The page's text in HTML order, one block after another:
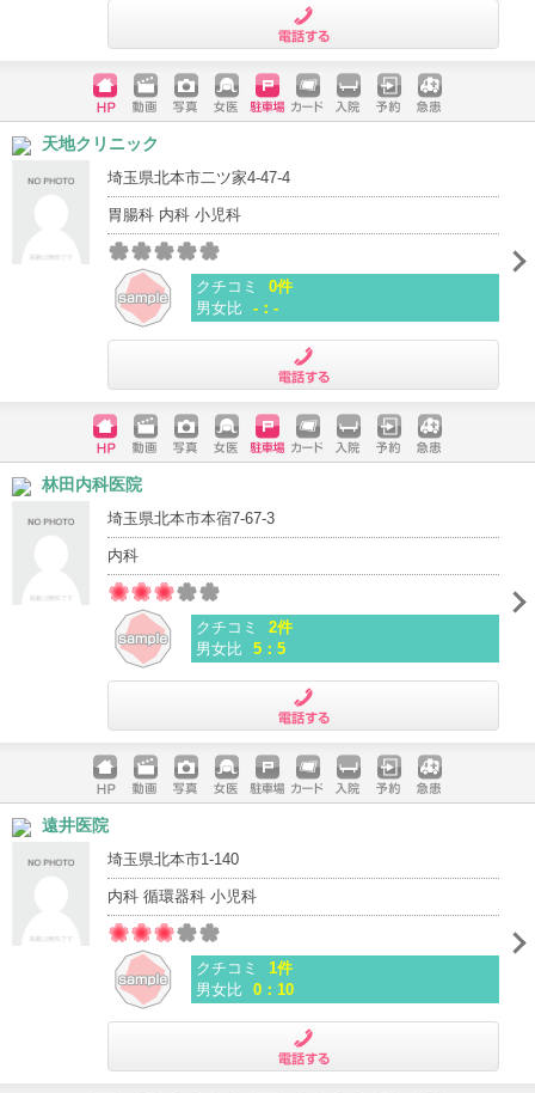
ホームペ
ージ
動画 写真 女医 駐車場
クレジッ
入院 予約 急患
天地クリニック
埼玉県北本市二ツ家4-47-4
胃腸科 内科 小児科
クチコミ
0件
男女比 -：-
ホームペ
ージ
動画 写真 女医 駐車場
クレジッ
入院 予約 急患
林田内科医院
埼玉県北本市本宿7-67-3
内科
クチコミ
2件
男女比 5：5
ホームペ
ージ
動画 写真 女医 駐車場
クレジッ
入院 予約 急患
遠井医院
埼玉県北本市1-140
内科 循環器科 小児科
クチコミ
1件
男女比 0：10